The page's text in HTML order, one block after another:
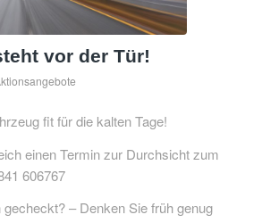
vor der Tür!
fit für die kalten Tage!
einen Termin zur Durchsicht zum
606767
– Denken Sie früh genug